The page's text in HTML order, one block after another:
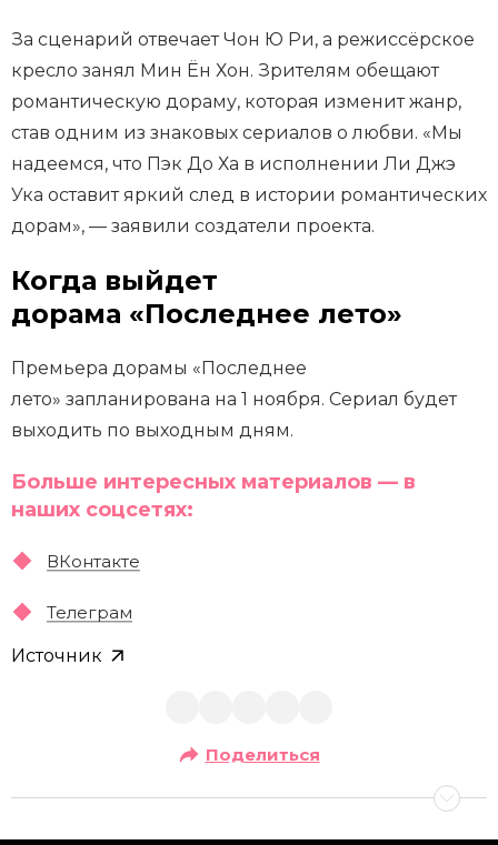
За сценарий отвечает Чон Ю Ри, а режиссёрское
кресло занял Мин Ён Хон. Зрителям обещают
романтическую дораму, которая изменит жанр,
став одним из знаковых сериалов о любви. «Мы
надеемся, что Пэк До Ха в исполнении Ли Джэ
Ука оставит яркий след в истории романтических
дорам», — заявили создатели проекта.
Когда выйдет
дорама «Последнее лето»
Премьера дорамы «Последнее
лето» запланирована на 1 ноября. Сериал будет
выходить по выходным дням.
Больше интересных материалов — в
наших соцсетях:
ВКонтакте
Телеграм
Источник
Поделиться